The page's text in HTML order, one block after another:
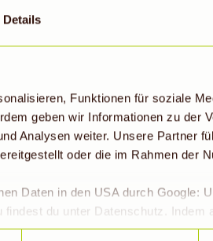
Details
Funktionen für soziale
geben wir Informationen zu der
Analysen weiter. Unsere Partner
oder die im Rahmen der
Daten in den USA durch Google:
du unter Datenschutz. Indem
gem. Art. 49 Abs. 1 S. 1 lit a
Mit